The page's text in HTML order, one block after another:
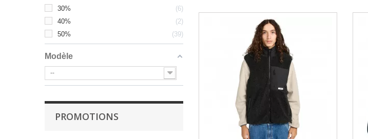
30%
6
40%
2
50%
39
Modèle
--
PROMOTIONS